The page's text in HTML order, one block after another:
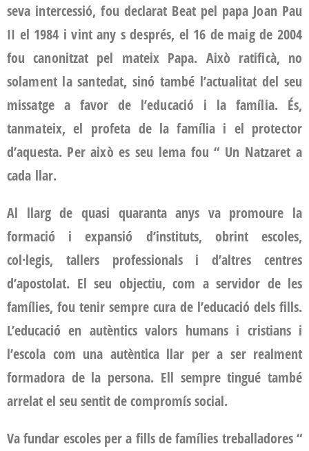
seva intercessió, fou declarat Beat pel papa Joan Pau
II el 1984 i vint any s després, el 16 de maig de 2004
fou canonitzat pel mateix Papa. Això ratificà, no
solament la santedat, sinó també l’actualitat del seu
missatge a favor de l’educació i la família. És,
tanmateix, el profeta de la família i el protector
d’aquesta. Per això es seu lema fou “ Un Natzaret a
cada llar.
Al llarg de quasi quaranta anys va promoure la
formació i expansió d’instituts, obrint escoles,
col·legis, tallers professionals i d’altres centres
d’apostolat. El seu objectiu, com a servidor de les
famílies, fou tenir sempre cura de l’educació dels fills.
L’educació en autèntics valors humans i cristians i
l’escola com una autèntica llar per a ser realment
formadora de la persona. Ell sempre tingué també
arrelat el seu sentit de compromís social.
Va fundar escoles per a fills de famílies treballadores “